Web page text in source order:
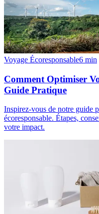
Voyage Écoresponsable6 min
Comment Optimiser
Guide Pratique
Inspirez-vous de notre guide
écoresponsable. Étapes,
votre impact.